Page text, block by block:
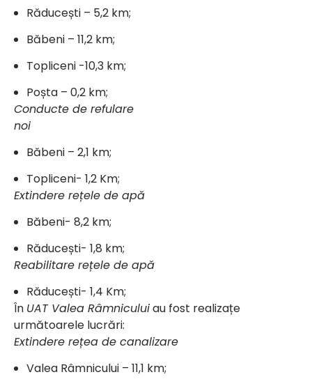
Răducești – 5,2 km;
Băbeni – 11,2 km;
Topliceni -10,3 km;
Poșta – 0,2 km;
Conducte de refulare
noi
Băbeni – 2,1 km;
Topliceni- 1,2 Km;
Extindere rețele de apă
Băbeni- 8,2 km;
Răducești- 1,8 km;
Reabilitare rețele de apă
Răducești- 1,4 Km;
În UAT Valea Râmniculuiau fost realizațe
următoarele lucrări:
Extindere rețea de canalizare
Valea Râmnicului – 11,1 km;